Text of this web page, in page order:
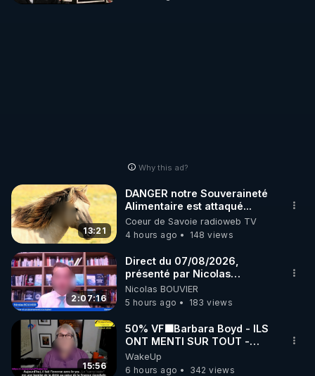
Why this ad?
13:21
DANGER notre Souveraineté
Alimentaire est attaqué...
Coeur de Savoie radioweb TV
4 hours ago
148 views
2:07:16
Direct du 07/08/2026,
présenté par Nicolas
BOUVIER
Nicolas BOUVIER
5 hours ago
183 views
15:56
50% VF🟩Barbara Boyd - ILS
ONT MENTI SUR TOUT -
Jocelyne Traduction
WakeUp
6 hours ago
342 views